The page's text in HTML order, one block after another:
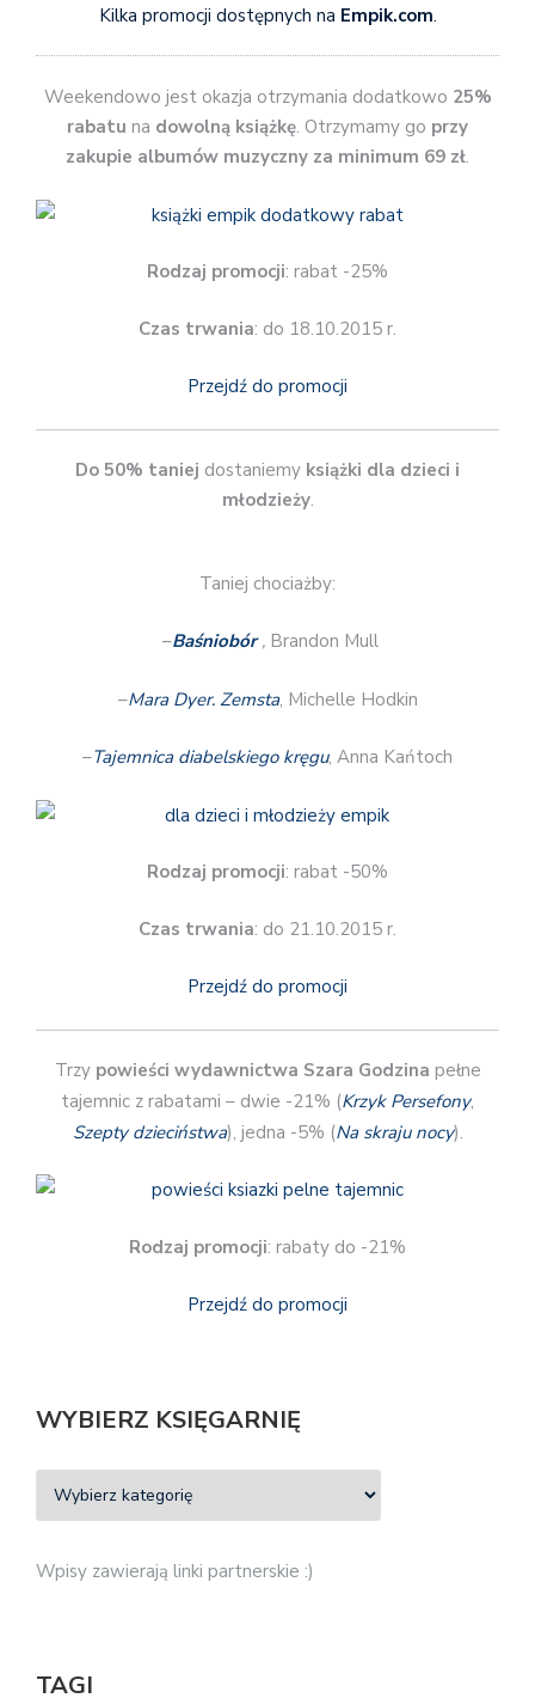
Kilka promocji dostępnych na Empik.com.
Weekendowo jest okazja otrzymania dodatkowo 25%
rabatu na dowolną książkę. Otrzymamy go przy
zakupie albumów muzyczny za minimum 69 zł.
Rodzaj promocji: rabat -25%
Czas trwania: do 18.10.2015 r.
Przejdź do promocji
Do 50% taniej dostaniemy książki dla dzieci i
młodzieży.
Taniej chociażby:
–Baśniobór , Brandon Mull
–Mara Dyer. Zemsta, Michelle Hodkin
–Tajemnica diabelskiego kręgu, Anna Kańtoch
Rodzaj promocji: rabat -50%
Czas trwania: do 21.10.2015 r.
Przejdź do promocji
Trzy powieści wydawnictwa Szara Godzina pełne
tajemnic z rabatami – dwie -21% (Krzyk Persefony,
Szepty dzieciństwa), jedna -5% (Na skraju nocy).
Rodzaj promocji: rabaty do -21%
Przejdź do promocji
WYBIERZ KSIĘGARNIĘ
Wpisy zawierają linki partnerskie :)
TAGI